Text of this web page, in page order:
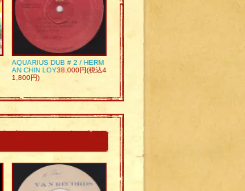
AQUARIUS DUB # 2 / HERM
AN CHIN LOY38,000円(税込4
1,800円)